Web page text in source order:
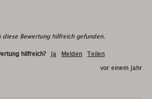
diese Bewertung hilfreich gefunden.
hilfreich? Ja Melden Teilen
vor einem Jahr